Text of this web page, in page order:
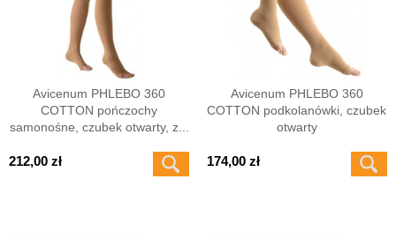
Avicenum PHLEBO 360
COTTON pończochy
samonośne, czubek otwarty, z...
212,00 zł
Avicenum PHLEBO 360
COTTON podkolanówki, czubek
otwarty
174,00 zł